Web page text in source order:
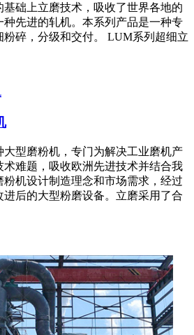
基础上立磨技术，吸收了世界各地的
种先进的轧机。本系列产品是一种专
粉碎，分级和交付。 LUM系列超细立
大型磨粉机，专门为解决工业磨机产
术难题，吸收欧洲先进技术并结合我
粉机设计制造理念和市场需求，经过
进后的大型粉磨设备。立磨采用了合